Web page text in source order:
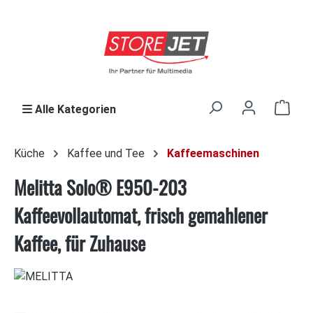
Alle Kategorien
Küche Kaffee und Tee Kaffeemaschinen
Melitta Solo® E950-203
Kaffeevollautomat, frisch gemahlener
Kaffee, für Zuhause